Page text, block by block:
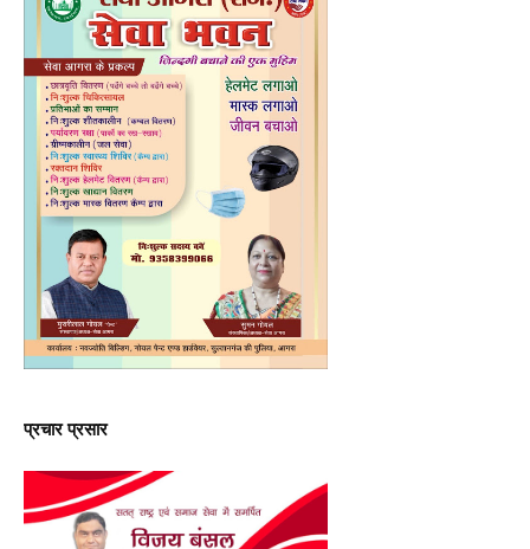
प्रचार प्रसार